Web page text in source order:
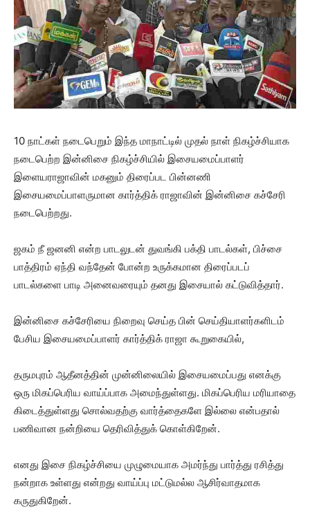
10 நாட்கள் நடைபெறும் இந்த மாநாட்டில் முதல் நாள் நிகழ்ச்சியாக
நடைபெற்ற இன்னிசை நிகழ்ச்சியில் இசையமைப்பாளர்
இளையராஜாவின் மகனும் திரைப்பட பின்னணி
இசையமைப்பாளருமான கார்த்திக் ராஜாவின் இன்னிசை கச்சேரி
நடைபெற்றது.
ஜகம் நீ ஜனனி என்ற பாடலுடன் துவங்கி பக்தி பாடல்கள், பிச்சை
பாத்திரம் ஏந்தி வந்தேன் போன்ற உருக்கமான திரைப்படப்
பாடல்களை பாடி அனைவரையும் தனது இசையால் கட்டுவித்தார்.
இன்னிசை கச்சேரியை நிறைவு செய்த பின் செய்தியாளர்களிடம்
பேசிய இசையமைப்பாளர் கார்த்திக் ராஜா கூறுகையில்,
தருமபுரம் ஆதீனத்தின் முன்னிலையில் இசையமைப்பது எனக்கு
ஒரு மிகப்பெரிய வாய்ப்பாக அமைந்துள்ளது. மிகப்பெரிய மரியாதை
கிடைத்துள்ளது சொல்வதற்கு வார்த்தைகளே இல்லை என்பதால்
பணிவான நன்றியை தெரிவித்துக் கொள்கிறேன்.
எனது இசை நிகழ்ச்சியை முழுமையாக அமர்ந்து பார்த்து ரசித்து
நன்றாக உள்ளது என்றது வாய்ப்பு மட்டுமல்ல ஆசிர்வாதமாக
கருதுகிறேன்.